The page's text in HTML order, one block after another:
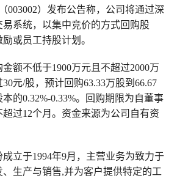
003002）发布公告称，公司将通过深
系统，以集中竞价的方式回购股
或员工持股计划。
额不低于1900万元且不超过2000万
元/股，预计回购63.33万股到66.67
的0.32%-0.33%。回购期限为自董事
过12个月。资金来源为公司自有资
立于1994年9月，主营业务为致力于
生产与销售,并为客户提供特定的工